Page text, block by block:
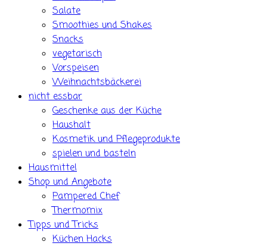
Salate
Smoothies und Shakes
Snacks
vegetarisch
Vorspeisen
Weihnachtsbäckerei
nicht essbar
Geschenke aus der Küche
Haushalt
Kosmetik und Pflegeprodukte
spielen und basteln
Hausmittel
Shop und Angebote
Pampered Chef
Thermomix
Tipps und Tricks
Küchen Hacks